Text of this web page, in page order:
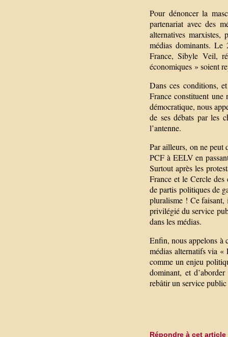
Pour dénoncer la
partenariat avec des
alternatives marxistes,
médias dominants. Le
France, Sibyle Veil,
économiques » soient
Dans ces conditions,
France constituent
démocratique, nous
de ses débats par les
l’antenne.
Par ailleurs, on ne peut
PCF à EELV en
Surtout après les
France et le Cercle des
de partis politiques de
pluralisme ! Ce faisant,
privilégié du service
dans les médias.
Enfin, nous appelons à
médias alternatifs via «
comme un enjeu
dominant, et
rebâtir un service
Répondre à cet article